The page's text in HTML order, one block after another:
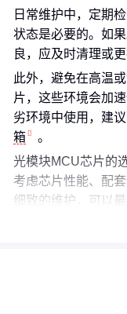
日常维护中，定期
状态是必要的。如
良，应及时清理或更
此外，避免在高温
片，这些环境会加
劣环境中使用，建
箱
。
光模块MCU芯片的
考虑芯片性能、配
细致的维护，可以